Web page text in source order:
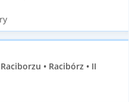
• Racibórz • II